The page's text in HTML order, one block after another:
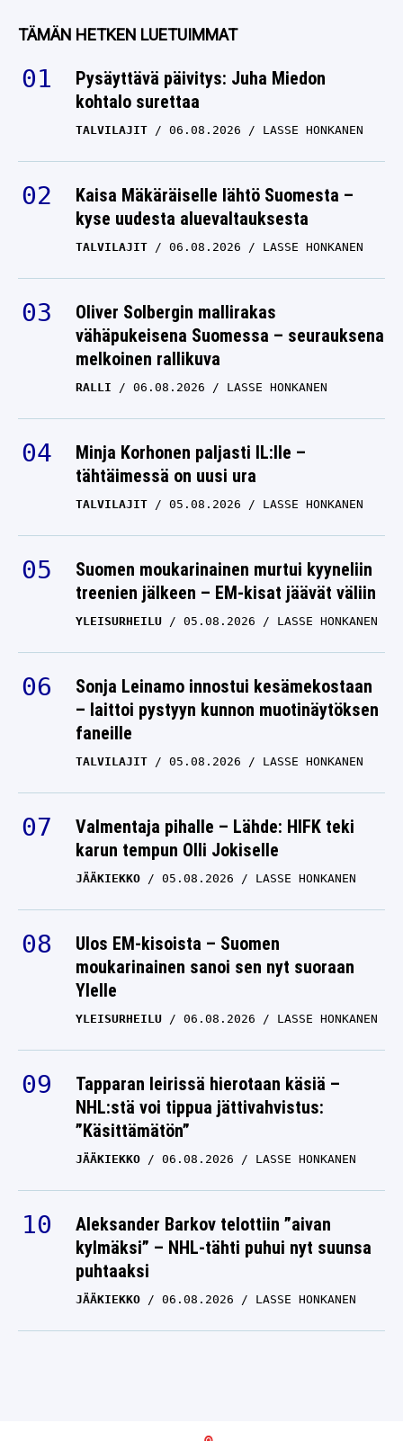
TÄMÄN HETKEN LUETUIMMAT
Pysäyttävä päivitys: Juha Miedon
kohtalo surettaa
TALVILAJIT 06.08.2026 LASSE HONKANEN
Kaisa Mäkäräiselle lähtö Suomesta –
kyse uudesta aluevaltauksesta
TALVILAJIT 06.08.2026 LASSE HONKANEN
Oliver Solbergin mallirakas
vähäpukeisena Suomessa – seurauksena
melkoinen rallikuva
RALLI 06.08.2026 LASSE HONKANEN
Minja Korhonen paljasti IL:lle –
tähtäimessä on uusi ura
TALVILAJIT 05.08.2026 LASSE HONKANEN
Suomen moukarinainen murtui kyyneliin
treenien jälkeen – EM-kisat jäävät väliin
YLEISURHEILU 05.08.2026 LASSE HONKANEN
Sonja Leinamo innostui kesämekostaan
– laittoi pystyyn kunnon muotinäytöksen
faneille
TALVILAJIT 05.08.2026 LASSE HONKANEN
Valmentaja pihalle – Lähde: HIFK teki
karun tempun Olli Jokiselle
JÄÄKIEKKO 05.08.2026 LASSE HONKANEN
Ulos EM-kisoista – Suomen
moukarinainen sanoi sen nyt suoraan
Ylelle
YLEISURHEILU 06.08.2026 LASSE HONKANEN
Tapparan leirissä hierotaan käsiä –
NHL:stä voi tippua jättivahvistus:
”Käsittämätön”
JÄÄKIEKKO 06.08.2026 LASSE HONKANEN
Aleksander Barkov telottiin ”aivan
kylmäksi” – NHL-tähti puhui nyt suunsa
puhtaaksi
JÄÄKIEKKO 06.08.2026 LASSE HONKANEN